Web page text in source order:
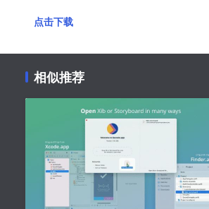
点击下载
相似推荐